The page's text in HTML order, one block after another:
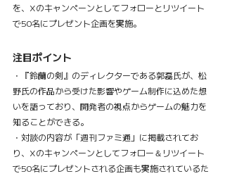
を、Xのキャンペーンとしてフォローとリツイート
で50名にプレゼント企画を実施。
注目ポイント
・『鈴蘭の剣』のディレクターである郭磊氏が、松
野氏の作品から受けた影響やゲーム制作に込めた想
いを語っており、開発者の視点からゲームの魅力を
知ることができる。
・対談の内容が「週刊ファミ通」に掲載されてお
り、Xのキャンペーンとしてフォロー＆リツイート
で50名にプレゼントされる企画も実施されているた